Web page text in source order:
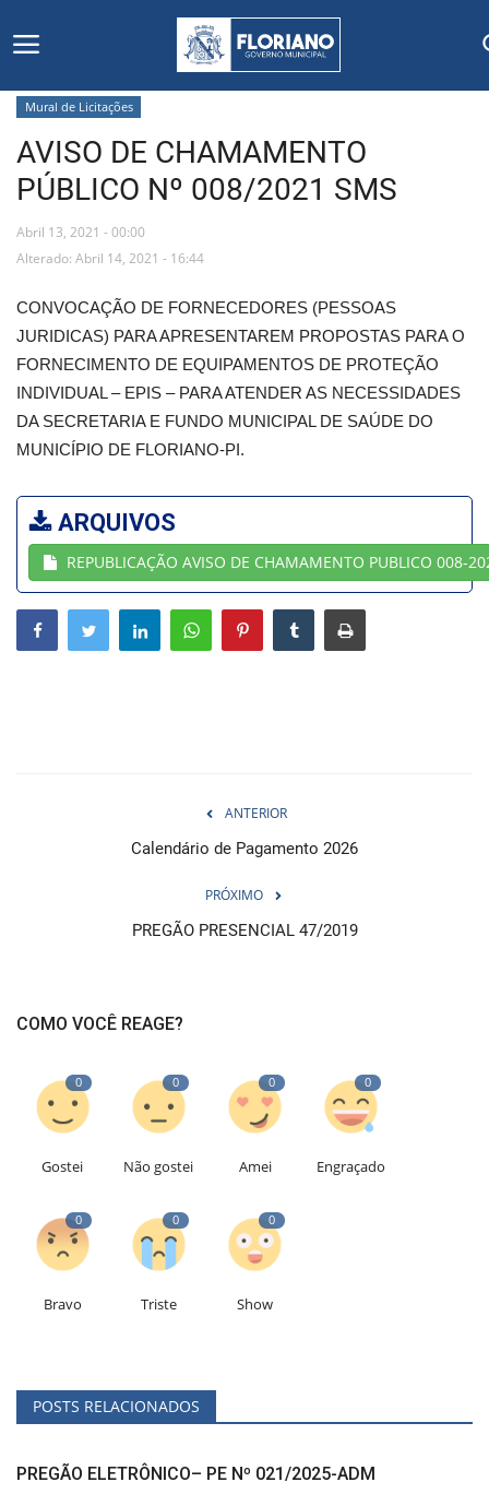
Início
Editais
Floriano
Secretarias e Órgãos
Mural de Licitações
Notícias
Webmail
Contato
Mural de Licitações
AVISO DE CHAMAMENTO
PÚBLICO Nº 008/2021 SMS
Abril 13, 2021 - 00:00
Alterado: Abril 14, 2021 - 16:44
CONVOCAÇÃO DE FORNECEDORES (PESSOAS
JURIDICAS) PARA APRESENTAREM PROPOSTAS PARA O
FORNECIMENTO DE EQUIPAMENTOS DE PROTEÇÃO
INDIVIDUAL – EPIS – PARA ATENDER AS NECESSIDADES
DA SECRETARIA E FUNDO MUNICIPAL DE SAÚDE DO
MUNICÍPIO DE FLORIANO-PI.
ARQUIVOS
REPUBLICAÇÃO AVISO DE CHAMAMENTO PUBLICO 008-
ANTERIOR
Calendário de Pagamento 2026
PRÓXIMO
PREGÃO PRESENCIAL 47/2019
COMO VOCÊ REAGE?
0
Gostei
0
Não gostei
0
Amei
0
Engraçado
0
Bravo
0
Triste
0
Show
POSTS RELACIONADOS
PREGÃO ELETRÔNICO– PE Nº 021/2025-ADM